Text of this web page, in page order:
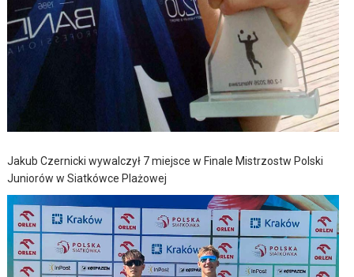
Jakub Czernicki wywalczył 7 miejsce w Finale Mistrzostw Polski
Juniorów w Siatkówce Plażowej